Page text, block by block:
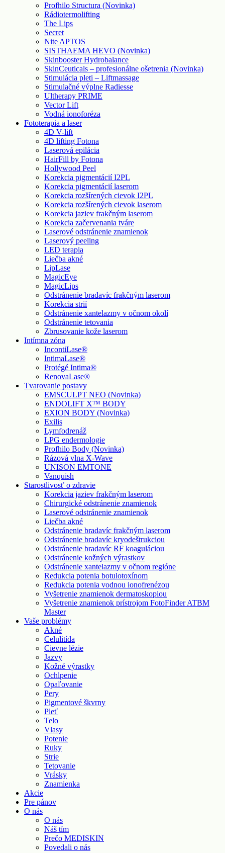
Profhilo Structura (Novinka)
Rádiotermolifting
The Lips
Secret
Nite APTOS
SISTHAEMA HEVO (Novinka)
Skinbooster Hydrobalance
SkinCeuticals – profesionálne ošetrenia (Novinka)
Stimulácia pleti – Liftmassage
Stimulačné výplne Radiesse
Ultherapy PRIME
Vector Lift
Vodná ionoforéza
Fototerapia a laser
4D V-lift
4D lifting Fotona
Laserová epilácia
HairFill by Fotona
Hollywood Peel
Korekcia pigmentácií I2PL
Korekcia pigmentácií laserom
Korekcia rozšírených cievok I2PL
Korekcia rozšírených cievok laserom
Korekcia jaziev frakčným laserom
Korekcia začervenania tváre
Laserové odstránenie znamienok
Laserový peeling
LED terapia
Liečba akné
LipLase
MagicEye
MagicLips
Odstránenie bradavíc frakčným laserom
Korekcia strií
Odstránenie xantelazmy v očnom okolí
Odstránenie tetovania
Zbrusovanie kože laserom
Intímna zóna
IncontiLase®
IntimaLase®
Protégé Intima®
RenovaLase®
Tvarovanie postavy
EMSCULPT NEO (Novinka)
ENDOLIFT X™ BODY
EXION BODY (Novinka)
Exilis
Lymfodrenáž
LPG endermologie
Profhilo Body (Novinka)
Rázová vlna X-Wave
UNISON EMTONE
Vanquish
Starostlivosť o zdravie
Korekcia jaziev frakčným laserom
Chirurgické odstránenie znamienok
Laserové odstránenie znamienok
Liečba akné
Odstránenie bradavíc frakčným laserom
Odstránenie bradavíc kryodeštrukciou
Odstránenie bradavíc RF koaguláciou
Odstránenie kožných výrastkov
Odstránenie xantelazmy v očnom regióne
Redukcia potenia botulotoxínom
Redukcia potenia vodnou ionofrenézou
Vyšetrenie znamienok dermatoskopiou
Vyšetrenie znamienok prístrojom FotoFinder ATBM
Master
Vaše problémy
Akné
Celulitída
Cievne lézie
Jazvy
Kožné výrastky
Ochlpenie
Opaľovanie
Pery
Pigmentové škvrny
Pleť
Telo
Vlasy
Potenie
Ruky
Strie
Tetovanie
Vrásky
Znamienka
Akcie
Pre pánov
O nás
O nás
Náš tím
Prečo MEDISKIN
Povedali o nás